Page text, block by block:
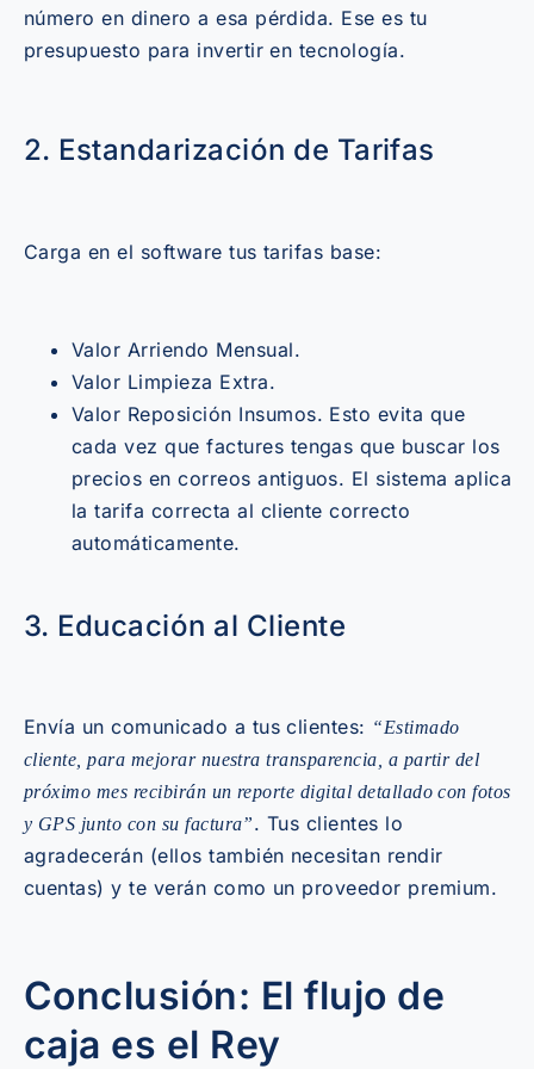
número en dinero a esa pérdida. Ese es tu
presupuesto para invertir en tecnología.
2. Estandarización de Tarifas
Carga en el software tus tarifas base:
Valor Arriendo Mensual.
Valor Limpieza Extra.
Valor Reposición Insumos. Esto evita que
cada vez que factures tengas que buscar los
precios en correos antiguos. El sistema aplica
la tarifa correcta al cliente correcto
automáticamente.
3. Educación al Cliente
Envía un comunicado a tus clientes: “Estimado
cliente, para mejorar nuestra transparencia, a partir del
próximo mes recibirán un reporte digital detallado con fotos
y GPS junto con su factura”. Tus clientes lo
agradecerán (ellos también necesitan rendir
cuentas) y te verán como un proveedor premium.
Conclusión: El flujo de
caja es el Rey